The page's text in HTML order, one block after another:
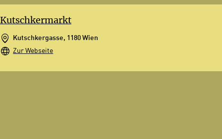
Kutschkermarkt
Kutschkergasse, 1180 Wien
Zur Webseite